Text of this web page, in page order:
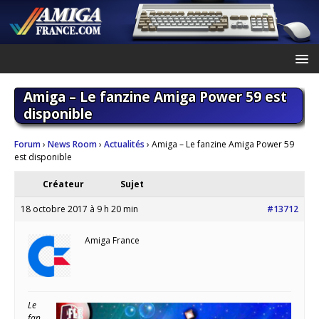
Amiga – Le fanzine Amiga Power 59 est
disponible
Forum› News Room› Actualités › Amiga – Le fanzine Amiga Power 59
est disponible
Créateur Sujet
18 octobre 2017 à 9 h 20 min #13712
Amiga France
Le